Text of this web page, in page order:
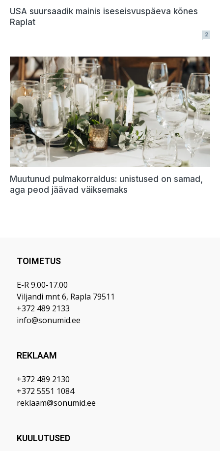
TOIMETUS
E-R 9.00-17.00
Viljandi mnt 6, Rapla 79511
+372 489 2133
info@sonumid.ee
REKLAAM
+372 489 2130
+372 5551 1084
reklaam@sonumid.ee
KUULUTUSED